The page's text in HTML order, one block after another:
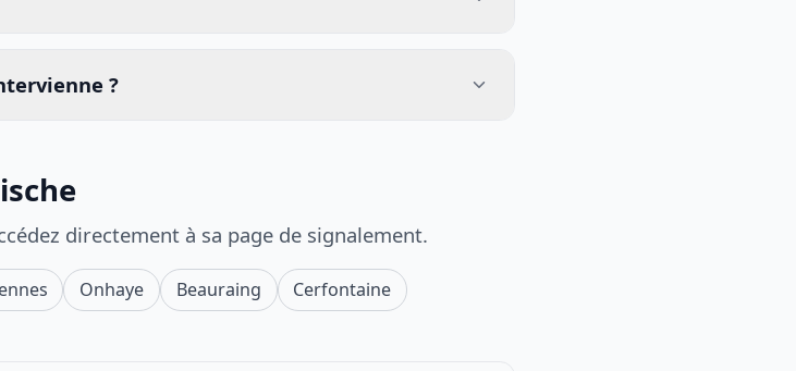
?
directement à sa page de signalement.
Onhaye Beauraing Cerfontaine